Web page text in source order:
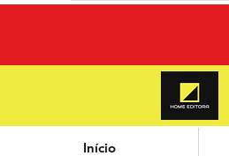
Início